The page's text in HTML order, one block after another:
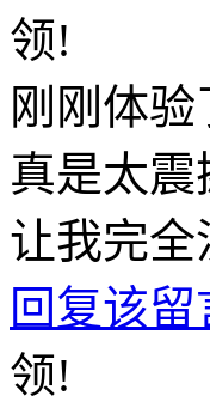
领!
刚刚体
真是太
让我完
回复该留
领!